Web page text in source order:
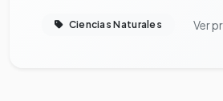
Ciencias Naturales Ver